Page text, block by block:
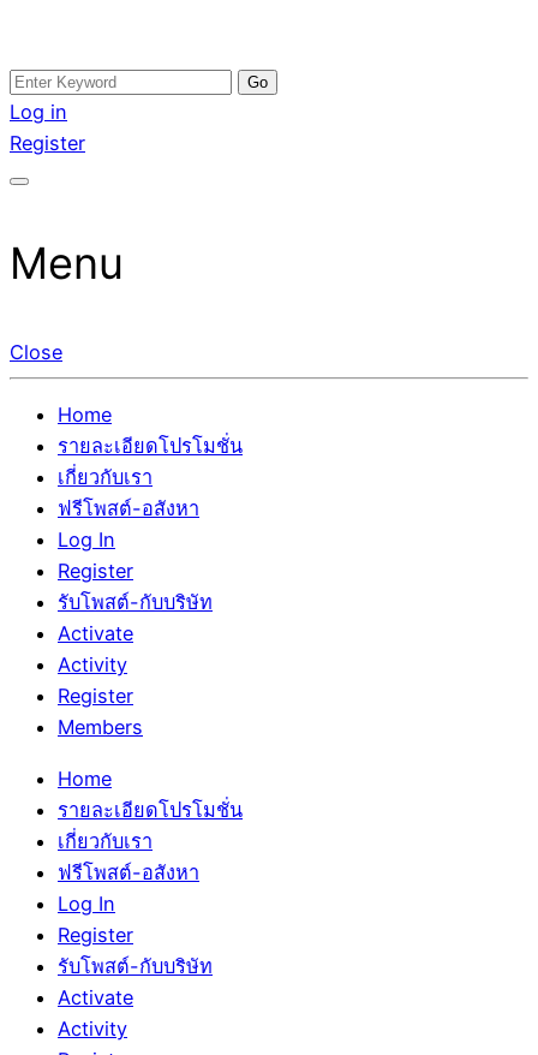
Skip
to
content
อสังหาโพสต์ รีวิวเยอะ รับจ้างโพสต์ขายบ้าน รับจ้างโพสต์อสัง
หา แตกต่างอย่างตั้งใจ รับรองผล อันดับ1 การโพสต์ขายอสังหา
กับทีมงานบริษัท บ้าน ที่ดิน คอนโด ติดGoogleหน้าแรกได้จริงๆ
รับจ้างโพสอสังหา ขายบ้าน อสังหาโพสต์ เชื่อถือได้จริง รับ
โพสต์ ที่ดิน กับทีมงานบริษัท ถูกและดีที่สุด ไม่มีค่านายหน้า
ขายได้จริงๆ ช่วยสร้างโอกาสในการขายได้มากกว่า ที่เดียว ที่
Search
for:
Log in
Register
Menu
Close
Home
รายละเอียดโปรโมชั่น
เกี่ยวกับเรา
ฟรีโพสต์-อสังหา
Log In
Register
รับโพสต์-กับบริษัท
Activate
Activity
Register
Members
Home
รายละเอียดโปรโมชั่น
เกี่ยวกับเรา
ฟรีโพสต์-อสังหา
Log In
Register
รับโพสต์-กับบริษัท
Activate
Activity